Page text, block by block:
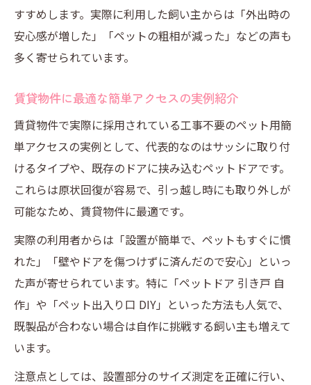
すすめします。実際に利用した飼い主からは「外出時の
安心感が増した」「ペットの粗相が減った」などの声も
多く寄せられています。
賃貸物件に最適な簡単アクセスの実例紹介
賃貸物件で実際に採用されている工事不要のペット用簡
単アクセスの実例として、代表的なのはサッシに取り付
けるタイプや、既存のドアに挟み込むペットドアです。
これらは原状回復が容易で、引っ越し時にも取り外しが
可能なため、賃貸物件に最適です。
実際の利用者からは「設置が簡単で、ペットもすぐに慣
れた」「壁やドアを傷つけずに済んだので安心」といっ
た声が寄せられています。特に「ペットドア 引き戸 自
作」や「ペット出入り口 DIY」といった方法も人気で、
既製品が合わない場合は自作に挑戦する飼い主も増えて
います。
注意点としては、設置部分のサイズ測定を正確に行い、